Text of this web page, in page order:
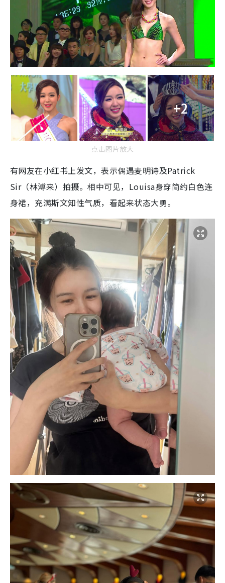
+2
点击图片放大
有网友在小红书上发文，表示偶遇麦明诗及Patrick
Sir（林溥来）拍摄。相中可见，Louisa身穿简约白色连
身裙，充满斯文知性气质，看起来状态大勇。